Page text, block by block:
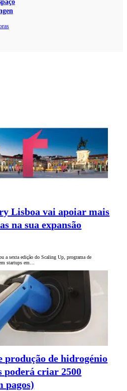
Lisboa vai apoiar mais
na sua expansão
a sexta edição do Scaling Up, programa de
startups em…
produção de hidrogénio
poderá criar 2500
pagos)